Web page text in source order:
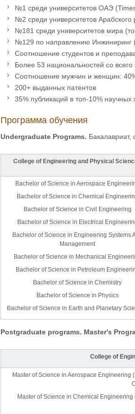
№1 среди университетов ОАЭ
№2 среди университетов
№181 среди университетов мира
№129 по направлению Инжиниринг
Соотношение студентов и
Более 53 национальностей со
Соотношение мужчин и женщин:
200+ выданных патентов
35% публикаций в топ-10% научных
Программа обучения
Undergraduate Programs. Бакалавриат,
College of Engineering and Physical
Bachelor of Science in Aerospace
Bachelor of Science in Chemical
Bachelor of Science in Civil Engineering
Bachelor of Science in Electrical
Bachelor of Science in Engineering Systems
Management
Bachelor of Science in Mechanical
Bachelor of Science in Petroleum
Bachelor of Science in Chemistry
Bachelor of Science in Physics
Bachelor of Science in Earth and Planetary
Postgraduate programs. Master's
College of
Master of Science in Aerospace Engineering
Master of Science in Chemical